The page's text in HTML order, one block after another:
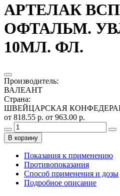
АРТЕЛАК
ОФТАЛЬМ.
10МЛ. ФЛ.
Производитель:
ВАЛЕАНТ
Страна:
ШВЕЙЦАРСКАЯ
от 818.55 р. от 963.00 р.
В корзину
Показания к применению
Противопоказания
Способ применения и дозы
Подробное описание